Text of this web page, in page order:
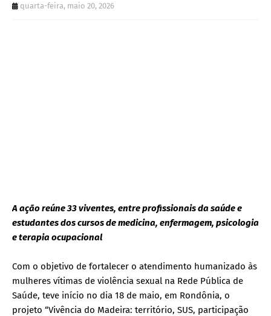
quarta-feira, maio 20, 2026
A ação reúne 33 viventes, entre profissionais da saúde e
estudantes dos cursos de medicina, enfermagem, psicologia
e terapia ocupacional
Com o objetivo de fortalecer o atendimento humanizado às
mulheres vítimas de violência sexual na Rede Pública de
Saúde, teve início no dia 18 de maio, em Rondônia, o
projeto “Vivência do Madeira: território, SUS, participação